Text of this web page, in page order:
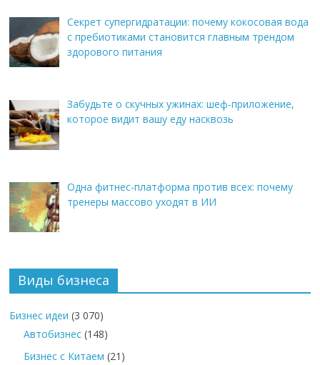
Секрет супергидратации: почему кокосовая вода
с пребиотиками становится главным трендом
здорового питания
Забудьте о скучных ужинах: шеф-приложение,
которое видит вашу еду насквозь
Одна фитнес-платформа против всех: почему
тренеры массово уходят в ИИ
Виды бизнеса
Бизнес идеи (3 070)
Автобизнес (148)
Бизнес с Китаем (21)